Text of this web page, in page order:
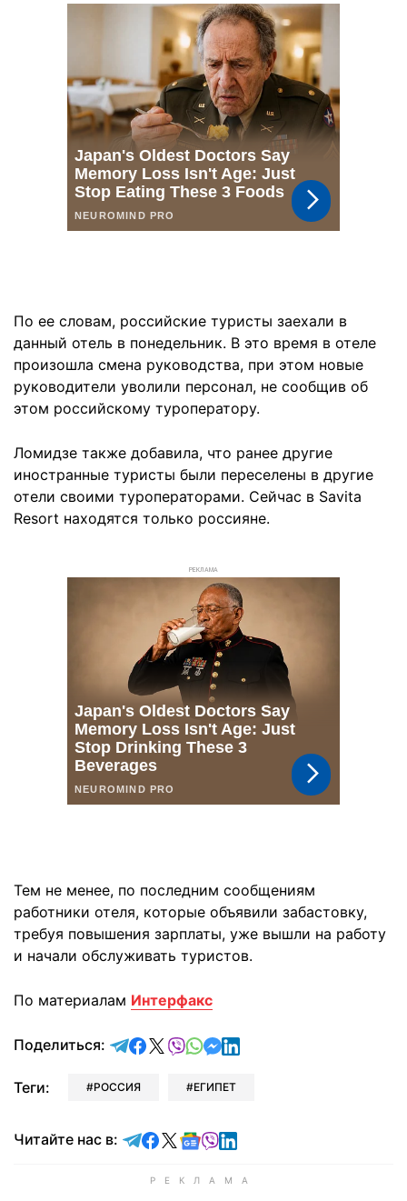
По ее словам, российские туристы заехали в
данный отель в понедельник. В это время в отеле
произошла смена руководства, при этом новые
руководители уволили персонал, не сообщив об
этом российскому туроператору.
Ломидзе также добавила, что ранее другие
иностранные туристы были переселены в другие
отели своими туроператорами. Сейчас в Savita
Resort находятся только россияне.
РЕКЛАМА
Тем не менее, по последним сообщениям
работники отеля, которые объявили забастовку,
требуя повышения зарплаты, уже вышли на работу
и начали обслуживать туристов.
По материалам Интерфакс
Поделиться: отправить в Telegram
поделиться в Facebook
поделиться в X
отправить в Viber
отправить в Whatsapp
отправить в Messenger
отправить в LinkedIn
Теги: РОССИЯ ЕГИПЕТ
Читайте нас в: Читайте в Telegram
Читайте в Facebook
Читайте в X
Читайте в Google news
Читайте в Viber
Читайте в LinkedIn